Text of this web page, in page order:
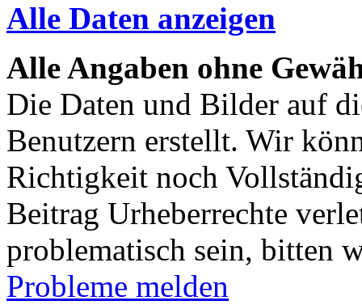
Alle Daten anzeigen
Alle Angaben ohne
Die Daten und Bilder auf
Benutzern erstellt. Wir
Richtigkeit noch
Beitrag Urheberrechte
problematisch sein, bitten
Probleme melden